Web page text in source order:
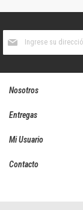
boletín
Nosotros
Entregas
Mi Usuario
Contacto